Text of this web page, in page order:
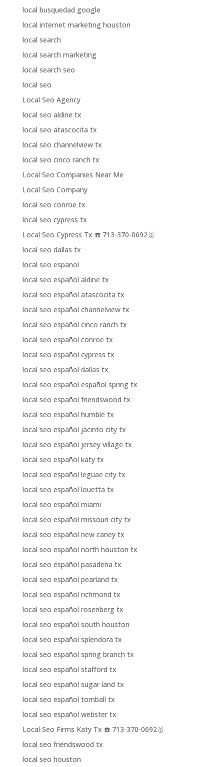
local busquedad google
local internet marketing houston
local search
local search marketing
local search seo
local seo
Local Seo Agency
local seo aldine tx
local seo atascocita tx
local seo channelview tx
local seo cinco ranch tx
Local Seo Companies Near Me
Local Seo Company
local seo conroe tx
local seo cypress tx
Local Seo Cypress Tx ☎️ 713-370-0692🥇
local seo dallas tx
local seo espanol
local seo español aldine tx
local seo español atascocita tx
local seo español channelview tx
local seo español cinco ranch tx
local seo español conroe tx
local seo español cypress tx
local seo español dallas tx
local seo español español spring tx
local seo español friendswood tx
local seo español humble tx
local seo español jacinto city tx
local seo español jersey village tx
local seo español katy tx
local seo español leguae city tx
local seo español louetta tx
local seo español miami
local seo español missouri city tx
local seo español new caney tx
local seo español north houston tx
local seo español pasadena tx
local seo español pearland tx
local seo español richmond tx
local seo español rosenberg tx
local seo español south houston
local seo español splendora tx
local seo español spring branch tx
local seo español stafford tx
local seo español sugar land tx
local seo español tomball tx
local seo español webster tx
Local Seo Firms Katy Tx ☎️ 713-370-0692🥇
local seo friendswood tx
local seo houston